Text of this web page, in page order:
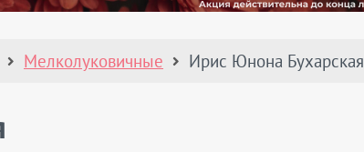
Мелколуковичные Ирис Юнона Бухарская